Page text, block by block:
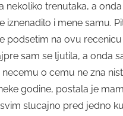
nekoliko trenutaka, a
iznenadilo i mene samu.
podsetim na ovu recenicu
sam se ljutila, a onda
o cemu ne zna
godine, postala je
slucajno pred jedno